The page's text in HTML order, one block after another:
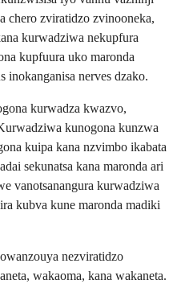
chero zviratidzo zvinooneka,
kurwadziwa nekupfura
kupfuura uko maronda
inokanganisa nerves dzako.
kurwadza kwazvo,
kunogona kunzwa
kuipa kana nzvimbo ikabata
sekunatsa kana maronda ari
vanotsanangura kurwadziwa
kubva kune maronda madiki
nezviratidzo
wakaoma, kana wakaneta.